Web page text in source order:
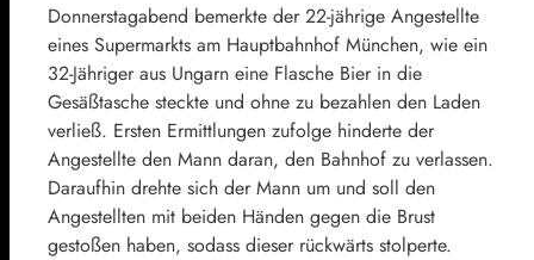
Donnerstagabend bemerkte der 22-jährige Angestellte
eines Supermarkts am Hauptbahnhof München, wie ein
32-Jähriger aus Ungarn eine Flasche Bier in die
Gesäßtasche steckte und ohne zu bezahlen den Laden
verließ. Ersten Ermittlungen zufolge hinderte der
Angestellte den Mann daran, den Bahnhof zu verlassen.
Daraufhin drehte sich der Mann um und soll den
Angestellten mit beiden Händen gegen die Brust
gestoßen haben, sodass dieser rückwärts stolperte.